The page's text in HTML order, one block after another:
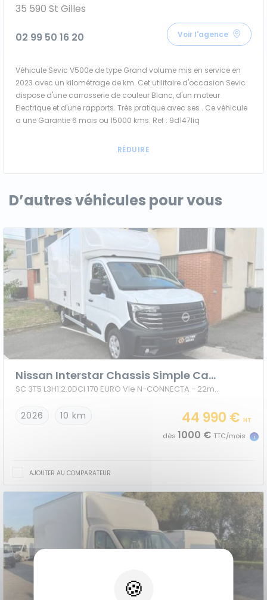
35 590 St Gilles
02 99 50 16 20 Voir l'agence
Véhicule Sevic V500e de type Grand volume mis en service en
2023 avec un kilométrage de km. Cet utilitaire d'occasion Sevic
dispose d'une carrosserie de couleur Blanc, d'un moteur
Electrique et d'une rapports. Très pratique avec ses . Ce véhicule
a une Garantie 6 mois ou 15000 kms. Ref : 9d147liq
D’autres véhicules pour vous
Nissan Interstar Chassis Simple Cabine
SC 3T5 L3H1 2.0DCI 170 EURO VIe N-CONNECTA - 22m3 HAYON + PORTE LAT
2026 10 km 44 990 € HT
dès 1000 € TTC/mois
AJOUTER AU COMPARATEUR